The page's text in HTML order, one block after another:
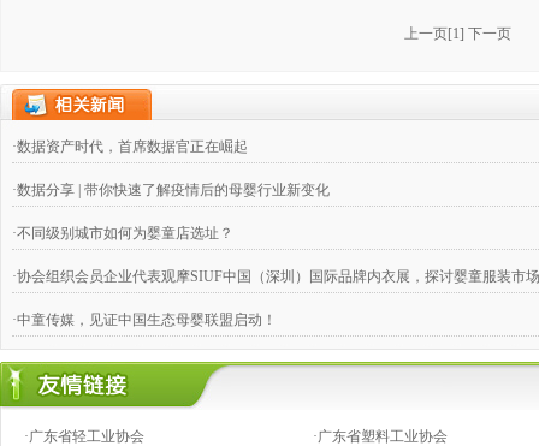
上一页[1]下一页
·数据资产时代，首席数据官正在崛起
·数据分享 | 带你快速了解疫情后的母婴行业新变化
·不同级别城市如何为婴童店选址？
·协会组织会员企业代表观摩SIUF中国（深圳）国际品牌内衣展，探讨婴童服装市
·中童传媒，见证中国生态母婴联盟启动！
·奶粉钱不好赚，跨国合伙兴起
·婴童店销售，如何攻下九类难缠的客户？
·广东省轻工业协会
·广东省塑料工业协会